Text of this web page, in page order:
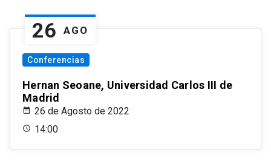
26 AGO
Conferencias
Hernan Seoane, Universidad Carlos III de
Madrid
26 de Agosto de 2022
14:00